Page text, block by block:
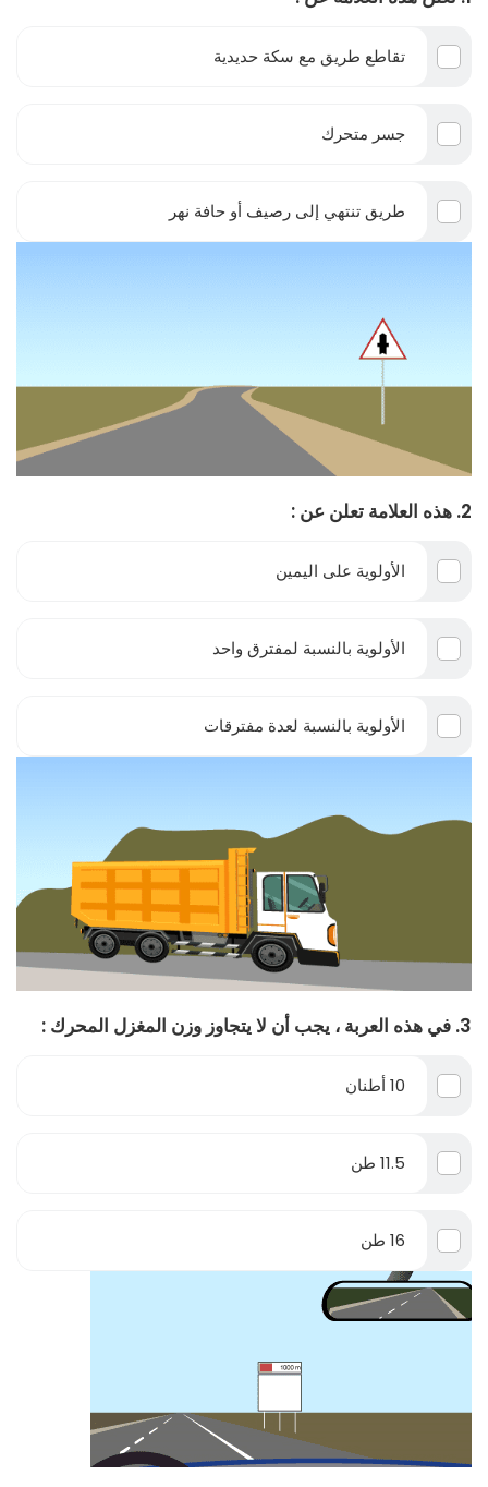
تقاطع طريق مع سكة حديدية
جسر متحرك
طريق تنتهي إلى رصيف أو حافة نهر
2. هذه العلامة تعلن عن :
الأولوية على اليمين
الأولوية بالنسبة لمفترق واحد
الأولوية بالنسبة لعدة مفترقات
3. في هذه العربة ، يجب أن لا يتجاوز وزن المغزل المحرك :
10 أطنان
11.5 طن
16 طن